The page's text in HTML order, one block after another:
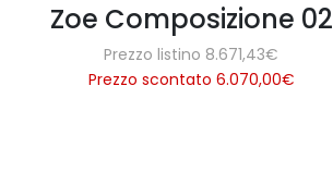
Zoe Composizione 02
Prezzo listino 8.671,43€
Prezzo scontato 6.070,00€